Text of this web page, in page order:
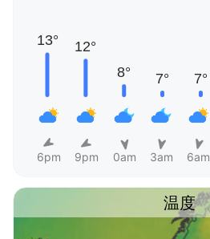
6pm 9pm 0am 3am 6am
温度